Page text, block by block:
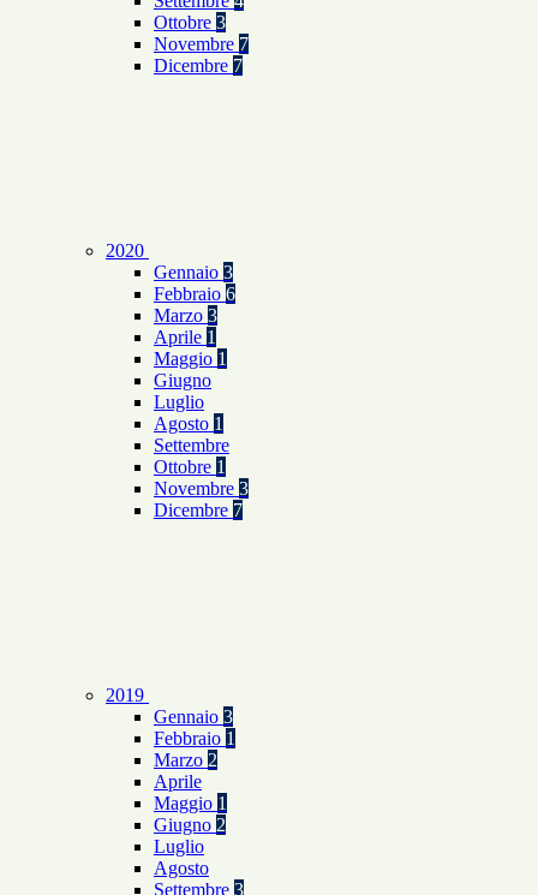
Ottobre 3
Novembre 7
Dicembre 7
2020
Gennaio 3
Febbraio 6
Marzo 3
Aprile 1
Maggio 1
Giugno
Luglio
Agosto 1
Settembre
Ottobre 1
Novembre 3
Dicembre 7
2019
Gennaio 3
Febbraio 1
Marzo 2
Aprile
Maggio 1
Giugno 2
Luglio
Agosto
Settembre 3